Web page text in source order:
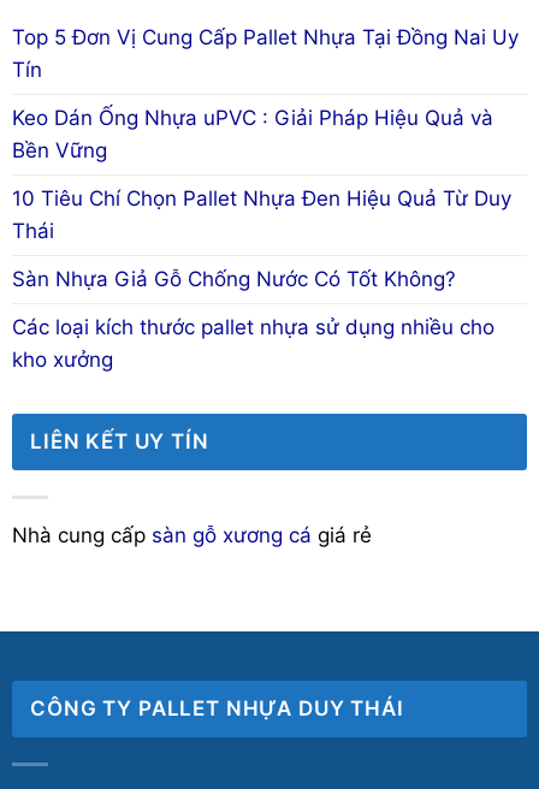
Top 5 Đơn Vị Cung Cấp Pallet Nhựa Tại Đồng Nai Uy
Tín
Keo Dán Ống Nhựa uPVC : Giải Pháp Hiệu Quả và
Bền Vững
10 Tiêu Chí Chọn Pallet Nhựa Đen Hiệu Quả Từ Duy
Thái
Sàn Nhựa Giả Gỗ Chống Nước Có Tốt Không?
Các loại kích thước pallet nhựa sử dụng nhiều cho
kho xưởng
LIÊN KẾT UY TÍN
Nhà cung cấp sàn gỗ xương cá giá rẻ
CÔNG TY PALLET NHỰA DUY THÁI